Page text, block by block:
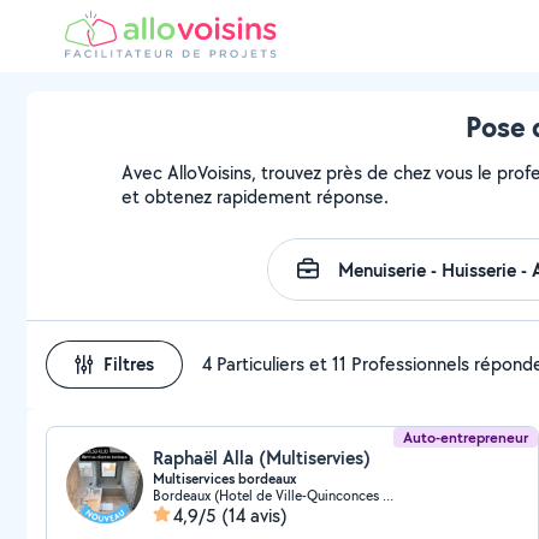
Pose
Avec AlloVoisins, trouvez près de chez vous le
et obtenez rapidement réponse.
Filtres 4 Particuliers et 11 Professionnels
Auto-entrepreneur
Raphaël Alla (Multiservies)
Multiservices bordeaux
Bordeaux (Hotel de Ville-Quinconces 5)
4,9/5 (14 avis)